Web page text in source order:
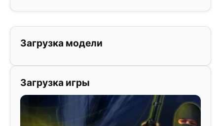
Загрузка модели
Загрузка игры